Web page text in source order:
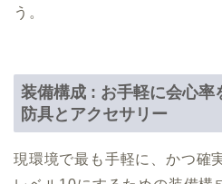
う。
装備構成 : お手軽に会心率
防具とアクセサリー
現環境で最も手軽に、かつ確